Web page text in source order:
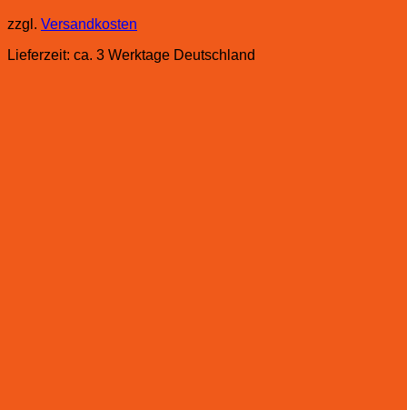
zzgl. Versandkosten
Lieferzeit: ca. 3 Werktage Deutschland